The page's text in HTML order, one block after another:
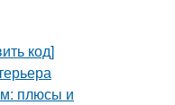
код]
плюсы и